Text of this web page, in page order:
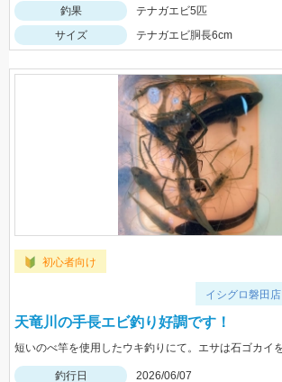
釣果
テナガエビ5匹
サイズ
テナガエビ胴長6cm
初心者向け
イシグロ磐田店
天竜川の手長エビ釣り好調です！
釣行日 2026/06/07